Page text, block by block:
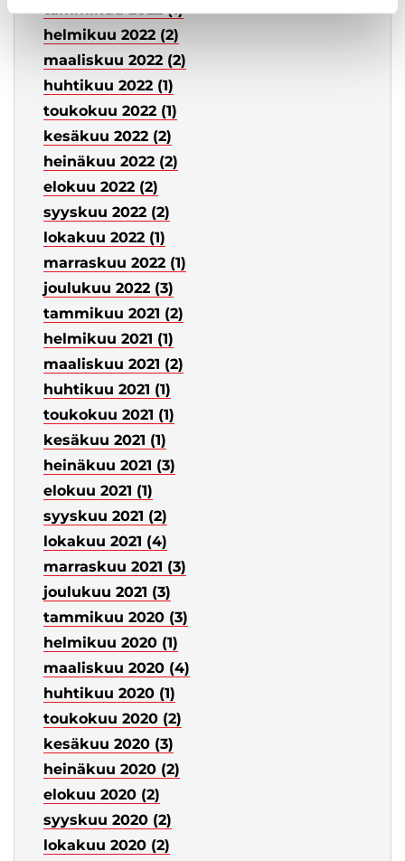
tammikuu 2022 (1)
helmikuu 2022 (2)
maaliskuu 2022 (2)
huhtikuu 2022 (1)
toukokuu 2022 (1)
kesäkuu 2022 (2)
heinäkuu 2022 (2)
elokuu 2022 (2)
syyskuu 2022 (2)
lokakuu 2022 (1)
marraskuu 2022 (1)
joulukuu 2022 (3)
tammikuu 2021 (2)
helmikuu 2021 (1)
maaliskuu 2021 (2)
huhtikuu 2021 (1)
toukokuu 2021 (1)
kesäkuu 2021 (1)
heinäkuu 2021 (3)
elokuu 2021 (1)
syyskuu 2021 (2)
lokakuu 2021 (4)
marraskuu 2021 (3)
joulukuu 2021 (3)
tammikuu 2020 (3)
helmikuu 2020 (1)
maaliskuu 2020 (4)
huhtikuu 2020 (1)
toukokuu 2020 (2)
kesäkuu 2020 (3)
heinäkuu 2020 (2)
elokuu 2020 (2)
syyskuu 2020 (2)
lokakuu 2020 (2)